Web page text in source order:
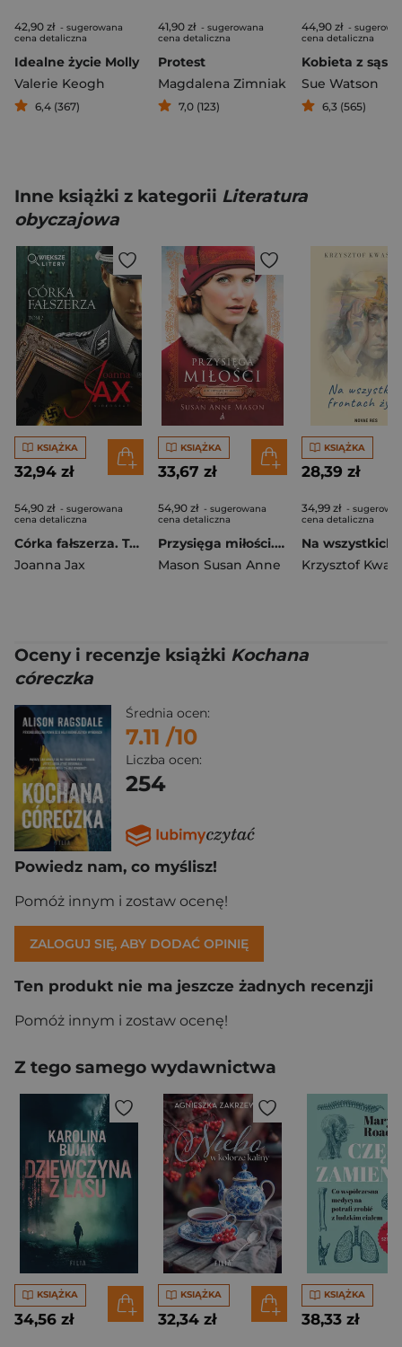
42,90 zł - sugerowana
cena detaliczna
Idealne życie Molly
Valerie Keogh
6,4 (367)
41,90 zł - sugerowana
cena detaliczna
Protest
Magdalena Zimniak
7,0 (123)
44,90 zł -
cena detaliczna
Sue Watson
6,3 (565)
Inne książki z kategorii Literatura
obyczajowa
KSIĄŻKA
32,94 zł
54,90 zł - sugerowana
cena detaliczna
Córka fałszerza. Tom 2 (większe litery)
Joanna Jax
KSIĄŻKA
33,67 zł
54,90 zł - sugerowana
cena detaliczna
Przysięga miłości. Mieć odwagę, by marzyć. Tom 3 wyd. 2026
Mason Susan Anne
KSIĄŻKA
28,39 zł
34,99 zł -
cena detaliczna
Krzysztof
Oceny i recenzje książki Kochana
córeczka
Średnia ocen:
7.11 /10
Liczba ocen:
254
Powiedz nam, co myślisz!
Pomóż innym i zostaw ocenę!
ZALOGUJ SIĘ, ABY DODAĆ OPINIĘ
Ten produkt nie ma jeszcze żadnych recenzji
Pomóż innym i zostaw ocenę!
Z tego samego wydawnictwa
KSIĄŻKA
34,56 zł
KSIĄŻKA
32,34 zł
KSIĄŻKA
38,33 zł